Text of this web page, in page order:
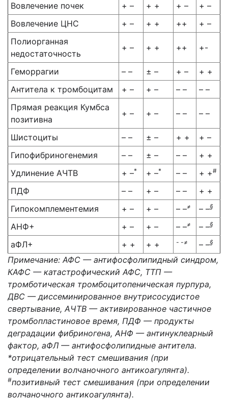
Вовлечение почек
+ – + + + –
+ –
Вовлечение ЦНС
+ – + + ++
+ –
Полиорганная
недостаточность
+ – + + ++ +-
Геморрагии – – ± – + –
+ +
Антитела к тромбоцитам
+ – + – – –
– –
Прямая реакция Кумбса
позитивна
+ – + – – – – –
Шистоциты – – ± – + +
+ –
Гипофибриногенемия
– – ± – – –
+ +
Удлинение АЧТВ
+ –* + –* – – + +#
ПДФ – – + – – –
+ +
Гипокомплементемия
+ – + – – –≠ – –§
АНФ+ + – + – – –≠ – –§
аФЛ+ + + + + - -≠ – –§
Примечание: АФС — антифосфолипидный синдром,
КАФС — катастрофический АФС, ТТП —
тромботическая тромбоцитопеническая пурпура,
ДВС — диссеминированное внутрисосудистое
свертывание, АЧТВ — активированное частичное
тромбопластиновое время, ПДФ — продукты
деградации фибриногена, АНФ — антинуклеарный
фактор, аФЛ — антифосфолипидные антитела.
*отрицательный тест смешивания (при
определении волчаночного антикоагулянта).
#позитивный тест смешивания (при определении
волчаночного антикоагулянта).